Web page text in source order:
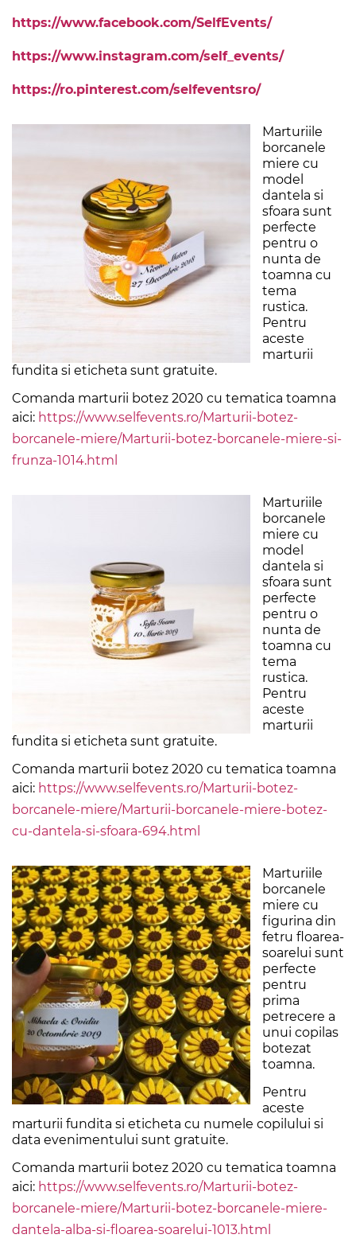
https://www.facebook.com/SelfEvents/
https://www.instagram.com/self_events/
https://ro.pinterest.com/selfeventsro/
Marturiile
borcanele
miere cu
model
dantela si
sfoara sunt
perfecte
pentru o
nunta de
toamna cu
tema
rustica.
Pentru
aceste
marturii
fundita si eticheta sunt gratuite.
Comanda marturii botez 2020 cu tematica toamna
aici: https://www.selfevents.ro/Marturii-botez-
borcanele-miere/Marturii-botez-borcanele-miere-si-
frunza-1014.html
Marturiile
borcanele
miere cu
model
dantela si
sfoara sunt
perfecte
pentru o
nunta de
toamna cu
tema
rustica.
Pentru
aceste
marturii
fundita si eticheta sunt gratuite.
Comanda marturii botez 2020 cu tematica toamna
aici: https://www.selfevents.ro/Marturii-botez-
borcanele-miere/Marturii-borcanele-miere-botez-
cu-dantela-si-sfoara-694.html
Marturiile
borcanele
miere cu
figurina din
fetru floarea-
soarelui sunt
perfecte
pentru
prima
petrecere a
unui copilas
botezat
toamna.
Pentru
aceste
marturii fundita si eticheta cu numele copilului si
data evenimentului sunt gratuite.
Comanda marturii botez 2020 cu tematica toamna
aici: https://www.selfevents.ro/Marturii-botez-
borcanele-miere/Marturii-botez-borcanele-miere-
dantela-alba-si-floarea-soarelui-1013.html